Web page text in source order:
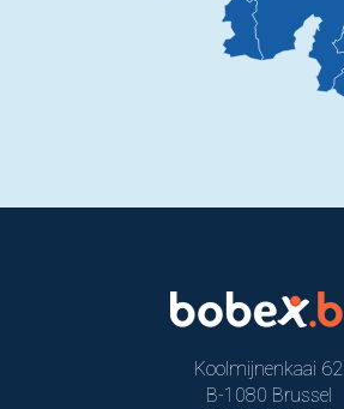
Koolmijnenkaai 62
B-1080 Brussel